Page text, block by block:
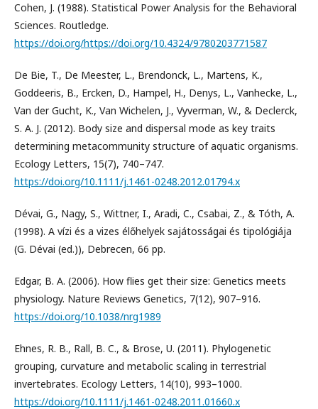
Cohen, J. (1988). Statistical Power Analysis for the Behavioral
Sciences. Routledge.
https://doi.org/https://doi.org/10.4324/9780203771587
De Bie, T., De Meester, L., Brendonck, L., Martens, K.,
Goddeeris, B., Ercken, D., Hampel, H., Denys, L., Vanhecke, L.,
Van der Gucht, K., Van Wichelen, J., Vyverman, W., & Declerck,
S. A. J. (2012). Body size and dispersal mode as key traits
determining metacommunity structure of aquatic organisms.
Ecology Letters, 15(7), 740–747.
https://doi.org/10.1111/j.1461-0248.2012.01794.x
Dévai, G., Nagy, S., Wittner, I., Aradi, C., Csabai, Z., & Tóth, A.
(1998). A vízi és a vizes élőhelyek sajátosságai és tipológiája
(G. Dévai (ed.)), Debrecen, 66 pp.
Edgar, B. A. (2006). How flies get their size: Genetics meets
physiology. Nature Reviews Genetics, 7(12), 907–916.
https://doi.org/10.1038/nrg1989
Ehnes, R. B., Rall, B. C., & Brose, U. (2011). Phylogenetic
grouping, curvature and metabolic scaling in terrestrial
invertebrates. Ecology Letters, 14(10), 993–1000.
https://doi.org/10.1111/j.1461-0248.2011.01660.x